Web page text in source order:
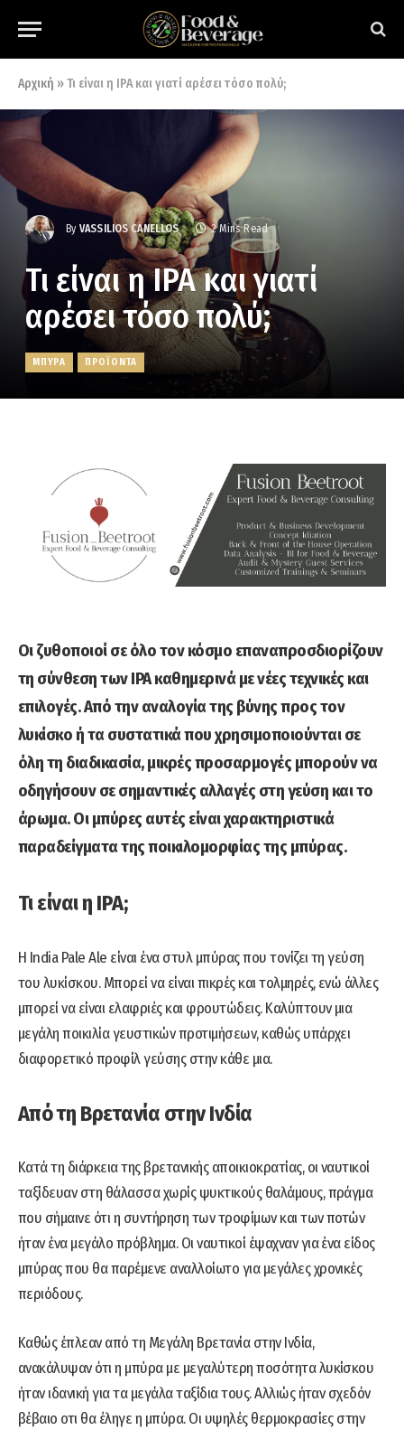
Αρχική »Τι είναι η IPA και γιατί αρέσει τόσο πολύ;
By VASSILIOS CANELLOS 2 Mins Read
Τι είναι η IPA και γιατί
αρέσει τόσο πολύ;
ΜΠΥΡΑ ΠΡΟΪΟΝΤΑ
Οι ζυθοποιοί σε όλο τον κόσμο επαναπροσδιορίζουν
τη σύνθεση των IPA καθημερινά με νέες τεχνικές και
επιλογές. Από την αναλογία της βύνης προς τον
λυκίσκο ή τα συστατικά που χρησιμοποιούνται σε
όλη τη διαδικασία, μικρές προσαρμογές μπορούν να
οδηγήσουν σε σημαντικές αλλαγές στη γεύση και το
άρωμα. Οι μπύρες αυτές είναι χαρακτηριστικά
παραδείγματα της ποικιλομορφίας της μπύρας.
Τι είναι η IPA;
Η India Pale Ale είναι ένα στυλ μπύρας που τονίζει τη γεύση
του λυκίσκου. Μπορεί να είναι πικρές και τολμηρές, ενώ άλλες
μπορεί να είναι ελαφριές και φρουτώδεις. Καλύπτουν μια
μεγάλη ποικιλία γευστικών προτιμήσεων, καθώς υπάρχει
διαφορετικό προφίλ γεύσης στην κάθε μια.
Από τη Βρετανία στην Ινδία
Κατά τη διάρκεια της βρετανικής αποικιοκρατίας, οι ναυτικοί
ταξίδευαν στη θάλασσα χωρίς ψυκτικούς θαλάμους, πράγμα
που σήμαινε ότι η συντήρηση των τροφίμων και των ποτών
ήταν ένα μεγάλο πρόβλημα. Οι ναυτικοί έψαχναν για ένα είδος
μπύρας που θα παρέμενε αναλλοίωτο για μεγάλες χρονικές
περιόδους.
Καθώς έπλεαν από τη Μεγάλη Βρετανία στην Ινδία,
ανακάλυψαν ότι η μπύρα με μεγαλύτερη ποσότητα λυκίσκου
ήταν ιδανική για τα μεγάλα ταξίδια τους. Αλλιώς ήταν σχεδόν
βέβαιο οτι θα έληγε η μπύρα. Οι υψηλές θερμοκρασίες στην